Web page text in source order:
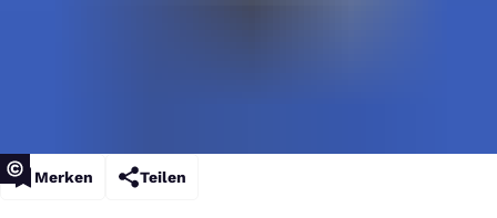
Merken Teilen